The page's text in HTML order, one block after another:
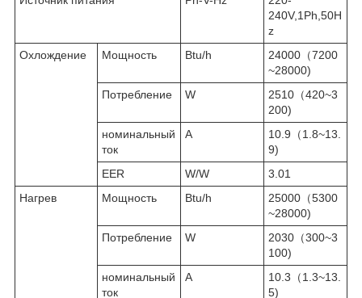
240V,1Ph,50H
z
Охлождение
Мощность Btu/h
24000（7200
~28000)
Потребление
W
2510（420~3
200)
номинальный
ток
A
10.9（1.8~13.
9)
EER
W/W
3.01
Нагрев
Мощность Btu/h
25000（5300
~28000)
Потребление
W
2030（300~3
100)
номинальный
ток
A
10.3（1.3~13.
5)